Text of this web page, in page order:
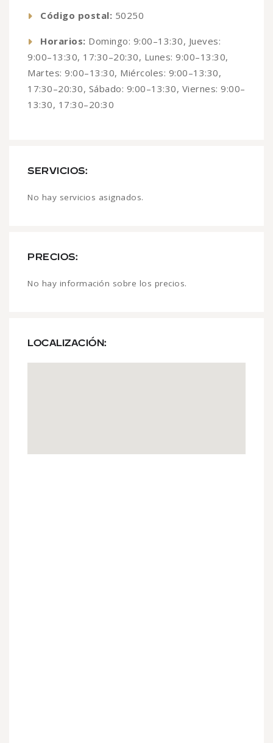
Código postal: 50250
Horarios: Domingo: 9:00–13:30, Jueves:
9:00–13:30, 17:30–20:30, Lunes: 9:00–13:30,
Martes: 9:00–13:30, Miércoles: 9:00–13:30,
17:30–20:30, Sábado: 9:00–13:30, Viernes: 9:00–
13:30, 17:30–20:30
SERVICIOS:
No hay servicios asignados.
PRECIOS:
No hay información sobre los precios.
LOCALIZACIÓN: